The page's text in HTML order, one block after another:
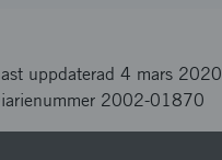
uppdaterad 4 mars 2020
2002-01870